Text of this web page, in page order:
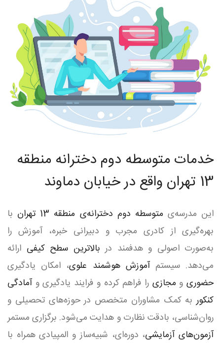
خدمات متوسطه دوم دخترانه منطقه
13 تهران واقع در خیابان دماوند
این مدرسه‌ی متوسطه دوم دخترانه‌ی منطقه 13 تهران
با
بهره‌گیری از کادری مجرب و دبیرانی خبره، آموزش را
به‌صورت اصولی و هدفمند در بالاترین سطح کیفی ارائه
می‌دهد. سیستمآموزش هوشمند علوی، امکان یادگیری
حضوریو مجازی را فراهم کرده و فرایند یادگیری وآمادگی
کنکوربه کمک مشاوران متخصص در حوزه‌های تحصیلی و
روان‌شناسی، بادقت نظارت و هدایت می‌شود. برگزاری مستمر
آزمون‌های آزمایشی، دوره‌ای، شبیه‌ساز و المپیادی همراه با